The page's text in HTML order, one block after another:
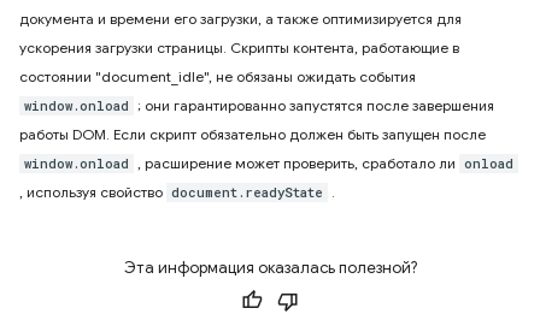
документа и времени его загрузки, а также оптимизируется для
ускорения загрузки страницы. Скрипты контента, работающие в
состоянии "document_idle", не обязаны ожидать события
window.onload
; они гарантированно запустятся после завершения
работы DOM. Если скрипт обязательно должен быть запущен после
window.onload , расширение может проверить, сработало ли onload
, используя свойство document.readyState .
Эта информация оказалась полезной?